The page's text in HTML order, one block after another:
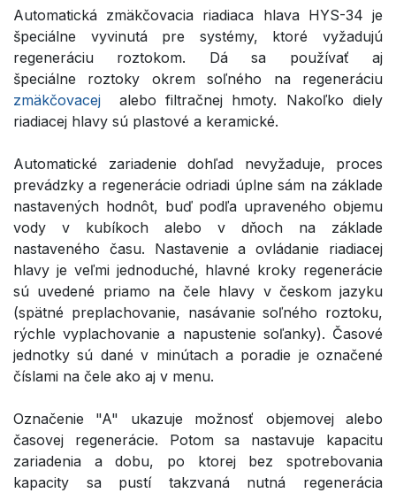
Automatická zmäkčovacia riadiaca hlava HYS-34 je
špeciálne vyvinutá pre systémy, ktoré vyžadujú
regeneráciu roztokom. Dá sa používať aj
špeciálne roztoky okrem soľného na regeneráciu
zmäkčovacej
alebo filtračnej hmoty. Nakoľko diely
riadiacej hlavy sú plastové a keramické.
Automatické zariadenie dohľad nevyžaduje, proces
prevádzky a regenerácie odriadi úplne sám na základe
nastavených hodnôt, buď podľa upraveného objemu
vody v kubíkoch alebo v dňoch na základe
nastaveného času. Nastavenie a ovládanie riadiacej
hlavy je veľmi jednoduché, hlavné kroky regenerácie
sú uvedené priamo na čele hlavy v českom jazyku
(spätné preplachovanie, nasávanie soľného roztoku,
rýchle vyplachovanie a napustenie soľanky). Časové
jednotky sú dané v minútach a poradie je označené
číslami na čele ako aj v menu.
Označenie "A" ukazuje možnosť objemovej alebo
časovej regenerácie. Potom sa nastavuje kapacitu
zariadenia a dobu, po ktorej bez spotrebovania
kapacity sa pustí takzvaná nutná regenerácia